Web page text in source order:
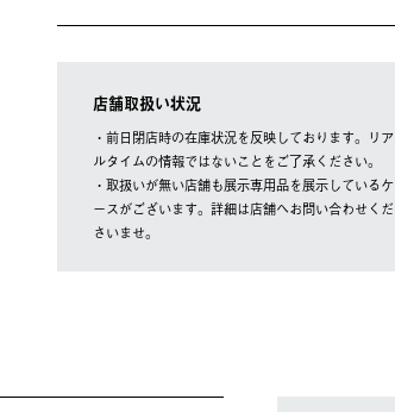
店舗取扱い状況
・前日閉店時の在庫状況を反映しております。リア
ルタイムの情報ではないことをご了承ください。
・取扱いが無い店舗も展示専用品を展示しているケ
ースがございます。詳細は店舗へお問い合わせくだ
さいませ。